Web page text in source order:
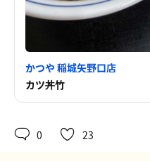
かつや 稲城矢野口店
カツ丼竹
0 23